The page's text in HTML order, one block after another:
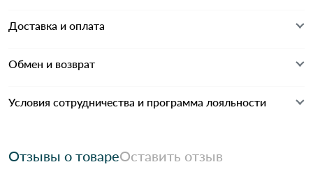
Доставка и оплата
Обмен и возврат
Условия сотрудничества и программа лояльности
Отзывы о товареОставить отзыв